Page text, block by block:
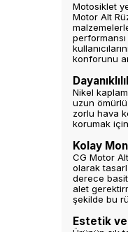
Motosiklet
Motor Alt
konforunu
Nikel
uzun
zorlu hava
korumak
Kolay
CG Motor
olarak
derece
alet
şekilde bu
Estetik